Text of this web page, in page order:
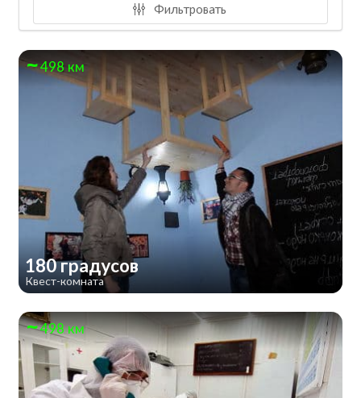
Фильтровать
498 км
180 градусов
Квест-комната
498 км